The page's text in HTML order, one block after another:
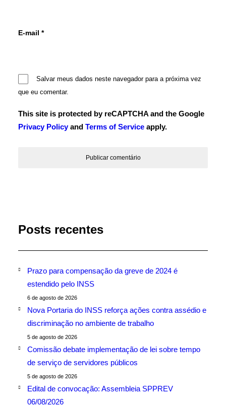
E-mail *
Salvar meus dados neste navegador para a próxima vez
que eu comentar.
This site is protected by reCAPTCHA and the Google
Privacy Policyand Terms of Service apply.
Posts recentes
Prazo para compensação da greve de 2024 é
estendido pelo INSS
6 de agosto de 2026
Nova Portaria do INSS reforça ações contra assédio e
discriminação no ambiente de trabalho
5 de agosto de 2026
Comissão debate implementação de lei sobre tempo
de serviço de servidores públicos
5 de agosto de 2026
Edital de convocação: Assembleia SPPREV
06/08/2026